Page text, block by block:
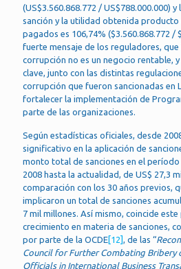
(US$3.560.868.772 / US$788.000.000)
sanción y la utilidad obtenida producto
pagados es 106,74% ($3.560.868.772 /
fuerte mensaje de los reguladores, que
corrupción no es un negocio rentable,
clave, junto con las distintas
corrupción que fueron sancionadas en
fortalecer la implementación de
parte de las organizaciones.
Según estadísticas oficiales, desde
significativo en la aplicación de
monto total de sanciones en el
2008 hasta la actualidad, de US$ 27,3
comparación con los 30 años previos,
implicaron un total de sanciones
7 mil millones. Así mismo, coincide
crecimiento en materia de sanciones,
por parte de la OCDE[12], de las “
Council for Further Combating Bribery
Officials in International Business